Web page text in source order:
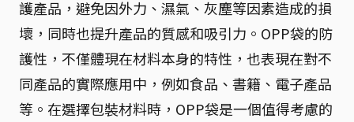
護產品，避免因外力、濕氣、灰塵等因素造成的損
壞，同時也提升產品的質感和吸引力。OPP袋的防
護性，不僅體現在材料本身的特性，也表現在對不
同產品的實際應用中，例如食品、書籍、電子產品
等。在選擇包裝材料時，OPP袋是一個值得考慮的